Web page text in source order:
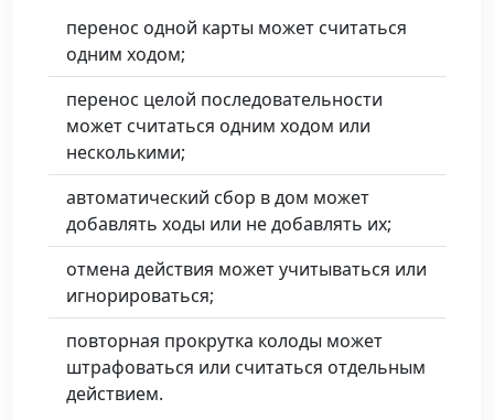
перенос одной карты может считаться
одним ходом;
перенос целой последовательности
может считаться одним ходом или
несколькими;
автоматический сбор в дом может
добавлять ходы или не добавлять их;
отмена действия может учитываться или
игнорироваться;
повторная прокрутка колоды может
штрафоваться или считаться отдельным
действием.